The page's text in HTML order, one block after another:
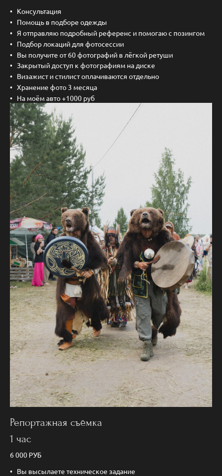
Консультация
Помощь в подборе одежды
Я отправляю подробный референс и помогаю с позингом
Подбор локаций для фотосессии
Вы получите от 60 фотографий в лёгкой ретуши
Закрытый доступ к фотографиям на диске
Визажист и стилист оплачиваются отдельно
Хранение фото 3 месяца
На моём авто +1000 руб
Репортажная съёмка
1 час
6 000 РУБ
Вы высылаете техническое задание